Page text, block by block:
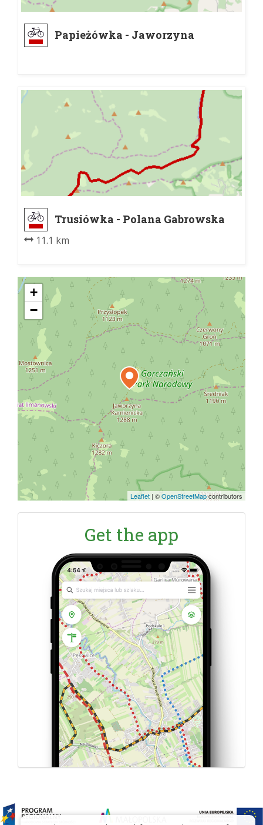
Papieżówka - Jaworzyna
Kamienicka
Trusiówka - Polana Gabrowska
11.1 km
+
−
Leaflet | ©OpenStreetMapcontributors
Get the app